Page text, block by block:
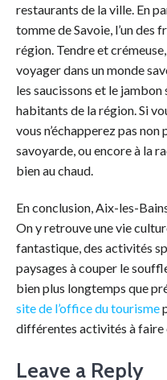
restaurants de la ville. En
tomme de Savoie, l’un des
région. Tendre et
voyager dans un monde
les saucissons et le
habitants de la région. Si
vous n’échapperez pas
savoyarde, ou encore à la
bien au chaud.
En conclusion, Aix-les-
On y retrouve une vie
fantastique, des activités
paysages à couper le
bien plus longtemps que
site de l’office du tourisme
différentes activités à faire
Leave a Reply